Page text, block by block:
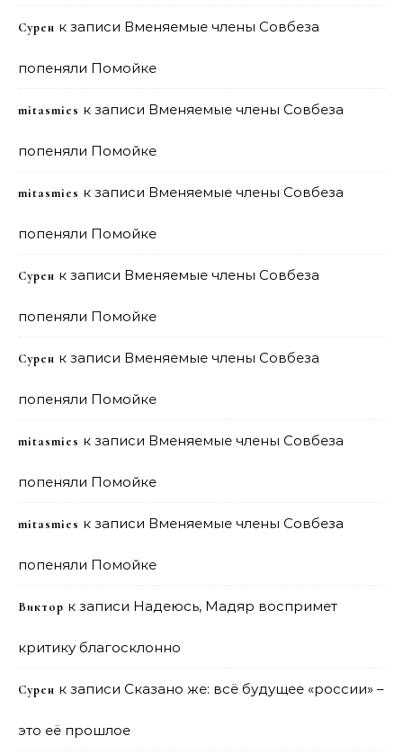
Сурен к записи Вменяемые члены Совбеза
попеняли Помойке
mitasmies к записи Вменяемые члены Совбеза
попеняли Помойке
mitasmies к записи Вменяемые члены Совбеза
попеняли Помойке
Сурен к записи Вменяемые члены Совбеза
попеняли Помойке
Сурен к записи Вменяемые члены Совбеза
попеняли Помойке
mitasmies к записи Вменяемые члены Совбеза
попеняли Помойке
mitasmies к записи Вменяемые члены Совбеза
попеняли Помойке
Виктор к записи Надеюсь, Мадяр воспримет
критику благосклонно
Сурен к записи Сказано же: всё будущее «россии» –
это её прошлое